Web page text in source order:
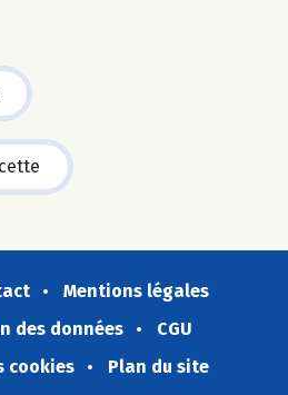
Mentions légales
des données
CGU
cookies
Plan du site